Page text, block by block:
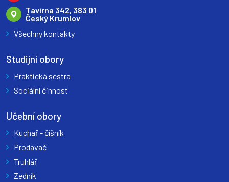
Tavírna 342, 383 01
Český Krumlov
Všechny kontakty
Studijní obory
Praktická sestra
Sociální činnost
Učební obory
Kuchař - číšník
Prodavač
Truhlář
Zedník